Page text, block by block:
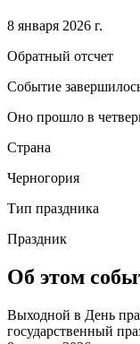
8 января 2026 г.
Обратный отсчет
Событие
Оно прошло в
Страна
Черногория
Тип праздника
Праздник
Об этом
Выходной в День
государственный